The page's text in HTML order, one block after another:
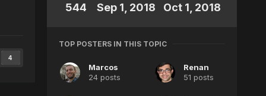
4
544 Sep 1, 2018 Oct 1, 2018
TOP POSTERS IN THIS TOPIC
Marcos
24 posts
Renan
51 posts